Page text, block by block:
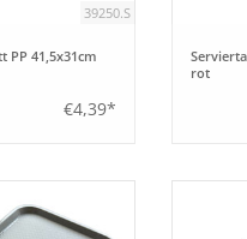
39250.S
PP 41,5x31cm
€4,39*
rot